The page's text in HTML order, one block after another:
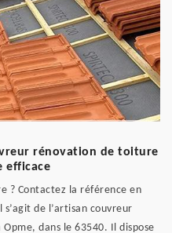
rénovation de toiture
efficace
? Contactez la référence en
de l’artisan couvreur
dans le 63540. Il dispose